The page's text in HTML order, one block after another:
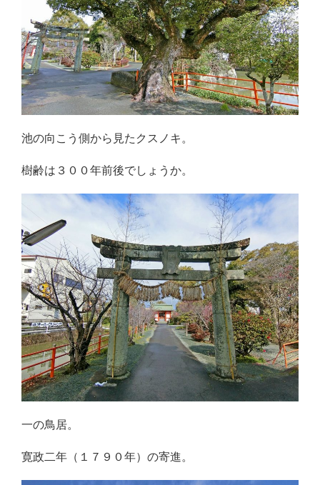
池の向こう側から見たクスノキ。
樹齢は３００年前後でしょうか。
一の鳥居。
寛政二年（１７９０年）の寄進。